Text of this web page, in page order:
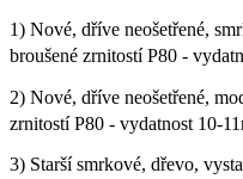
1) Nové, dříve neošetřené,
broušené zrnitostí P80 -
2) Nové, dříve neošetřené,
zrnitostí P80 - vydatnost 10-
3) Starší smrkové, dřevo,